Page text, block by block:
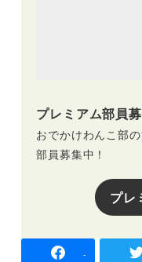
プレミアム部員
おでかけわんこ部
部員募集中！
プレ
-